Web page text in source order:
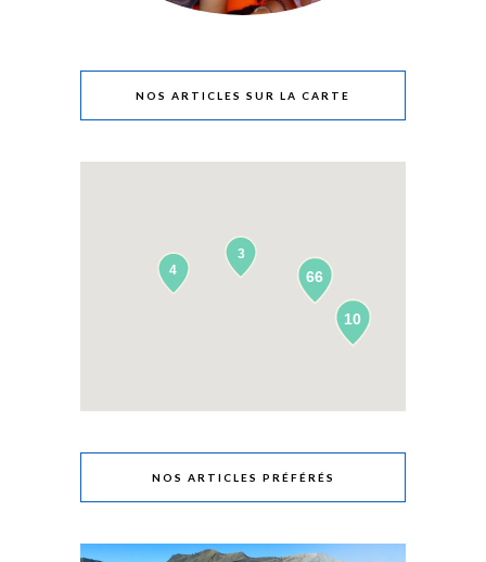
NOS ARTICLES SUR LA CARTE
3
10
66
4
NOS ARTICLES PRÉFÉRÉS